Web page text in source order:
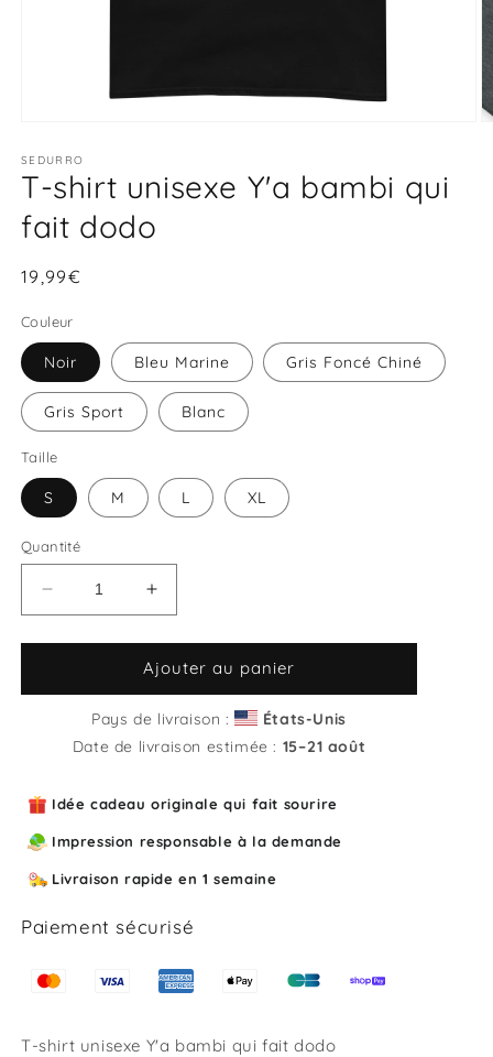
média
1
dans
fenêtre
modale
SEDURRO
T-shirt unisexe Y'a bambi qui
fait dodo
Prix
19,99€
Couleur
Noir Bleu Marine Gris Foncé Chiné
Gris Sport Blanc
Taille
S M L XL
Quantité
Réduire
la
quantité
T-
unisexe
qui
dodo
Augmenter
la
quantité
de
T-
shirt
unisexe
qui
dodo
Ajouter au panier
Pays de livraison :
États-Unis
Date de livraison estimée : 15⁠–21 août
Idée cadeau originale qui fait sourire
Impression responsable à la demande
Livraison rapide en 1 semaine
Paiement sécurisé
T-shirt unisexe Y'a bambi qui fait dodo